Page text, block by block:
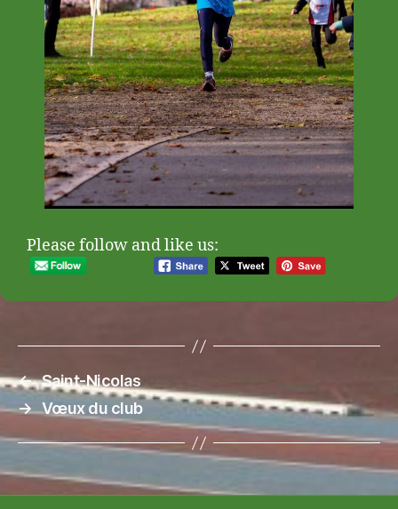
Please follow and like us:
← Saint-Nicolas
→ Vœux du club